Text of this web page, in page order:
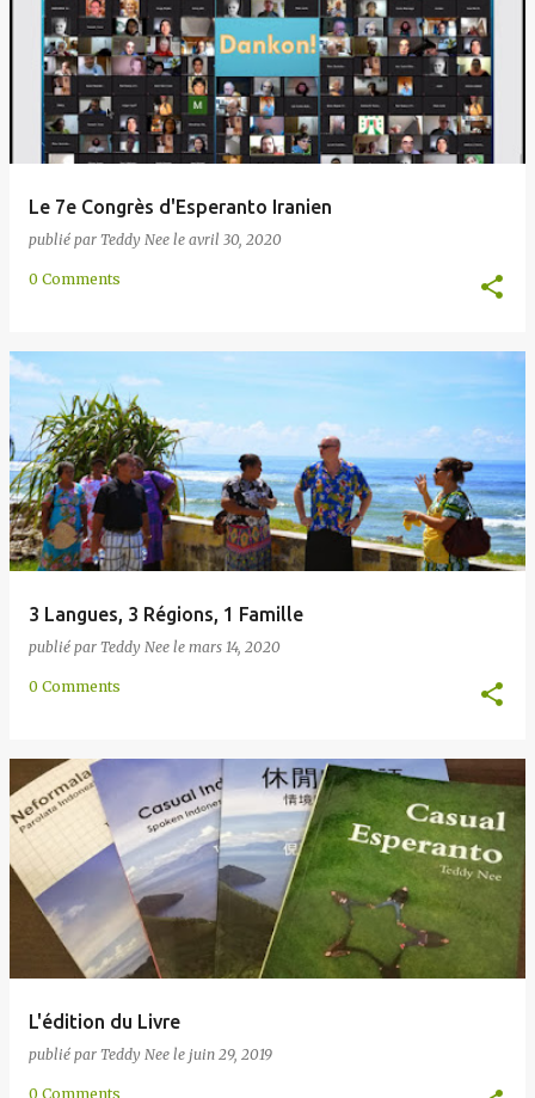
Le 7e Congrès d'Esperanto Iranien
publié par Teddy Nee le avril 30, 2020
0 Comments
3 Langues, 3 Régions, 1 Famille
publié par Teddy Nee le mars 14, 2020
0 Comments
L'édition du Livre
publié par Teddy Nee le juin 29, 2019
0 Comments